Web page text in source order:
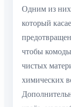
Одним из них
который
чтобы
чистых
химических